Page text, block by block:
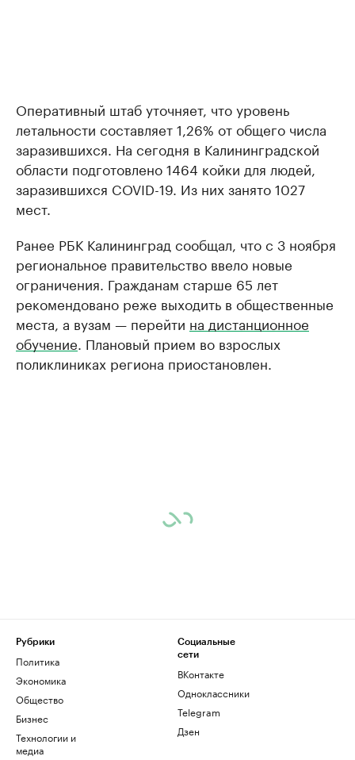
Оперативный штаб уточняет, что уровень
летальности составляет 1,26% от общего числа
заразившихся. На сегодня в Калининградской
области подготовлено 1464 койки для людей,
заразившихся COVID-19. Из них занято 1027
мест.
Ранее РБК Калининград сообщал, что с 3 ноября
региональное правительство ввело новые
ограничения. Гражданам старше 65 лет
рекомендовано реже выходить в общественные
места, а вузам — перейти на дистанционное
обучение . Плановый прием во взрослых
поликлиниках региона приостановлен.
Рубрики
Политика
Экономика
Общество
Бизнес
Технологии и
медиа
Социальные
сети
ВКонтакте
Одноклассники
Telegram
Дзен